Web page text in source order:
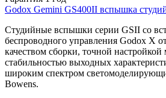
Godox Gemini GS400II вспышка
Студийные вспышки серии GSII со
беспроводного управления Godox X
качеством сборки, точной
стабильностью выходных
широким спектром
Bowens.